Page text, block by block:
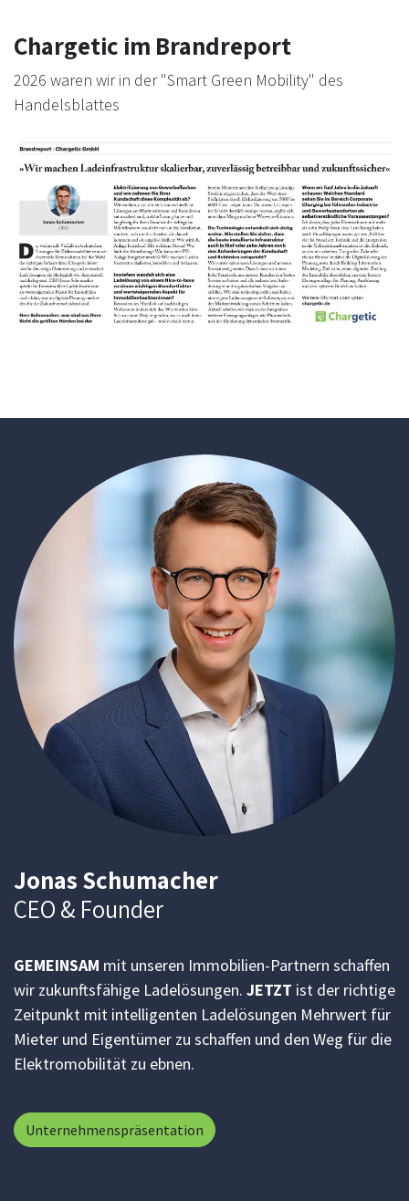
Chargetic im Brandreport
2026 waren wir in der "Smart Green Mobility" des
Handelsblattes
Jonas Schumacher
CEO & Founder
GEMEINSAM mit unseren Immobilien-Partnern schaffen
wir zukunftsfähige Ladelösungen. JETZT ist der richtige
Zeitpunkt mit intelligenten Ladelösungen Mehrwert für
Mieter und Eigentümer zu schaffen und den Weg für die
Elektromobilität zu ebnen.
Unternehmenspräsentation